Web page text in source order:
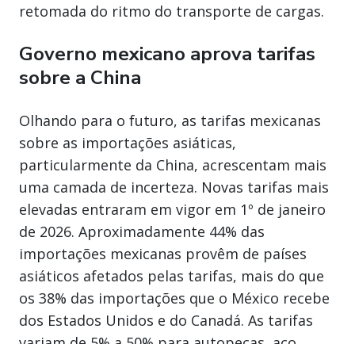
retomada do ritmo do transporte de cargas.
Governo mexicano aprova tarifas
sobre a China
Olhando para o futuro, as tarifas mexicanas
sobre as importações asiáticas,
particularmente da China, acrescentam mais
uma camada de incerteza. Novas tarifas mais
elevadas entraram em vigor em 1º de janeiro
de 2026. Aproximadamente 44% das
importações mexicanas provêm de países
asiáticos afetados pelas tarifas, mais do que
os 38% das importações que o México recebe
dos Estados Unidos e do Canadá. As tarifas